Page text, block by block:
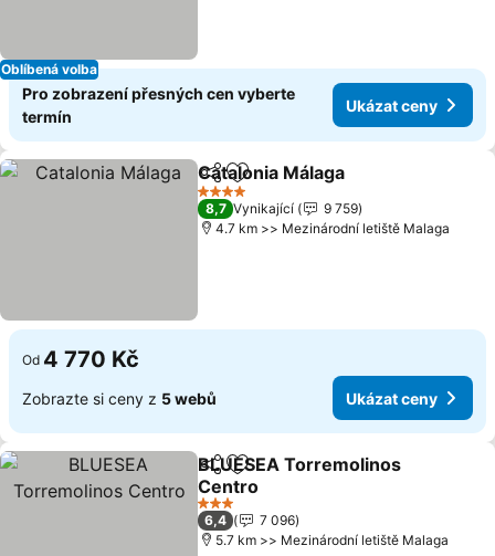
Oblíbená volba
Pro zobrazení přesných cen vyberte
termín
Ukázat ceny
SdíletPřidat na seznam oblíbených
Catalonia Málaga
4 Počet hvězdiček
8,7 Vynikající
9 759
4.7 km >> Mezinárodní letiště Malaga
Od 4 770 Kč
Zobrazte si ceny z 5 webů Ukázat ceny
SdíletPřidat na seznam oblíbených
BLUESEA Torremolinos
Centro
3 Počet hvězdiček
6,4
7 096
5.7 km >> Mezinárodní letiště Malaga